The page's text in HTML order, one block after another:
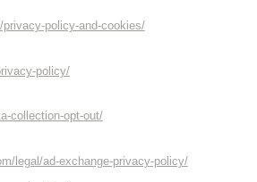
policy-and-cookies/
policy/
collection-opt-out/
legal/ad-exchange-privacy-policy/